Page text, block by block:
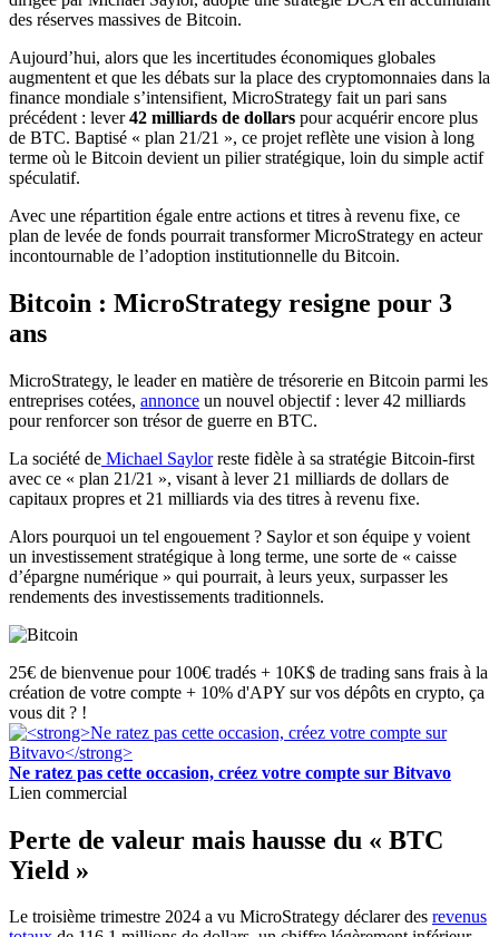
des réserves massives de Bitcoin.
Aujourd’hui, alors que les incertitudes économiques globales
augmentent et que les débats sur la place des cryptomonnaies dans la
finance mondiale s’intensifient, MicroStrategy fait un pari sans
précédent : lever42 milliards de dollars pour acquérir encore plus
de BTC. Baptisé « plan 21/21 », ce projet reflète une vision à long
terme où le Bitcoin devient un pilier stratégique, loin du simple actif
spéculatif.
Avec une répartition égale entre actions et titres à revenu fixe, ce
plan de levée de fonds pourrait transformer MicroStrategy en acteur
incontournable de l’adoption institutionnelle du Bitcoin.
Bitcoin : MicroStrategy resigne pour 3
ans
MicroStrategy, le leader en matière de trésorerie en Bitcoin parmi les
entreprises cotées, annonce un nouvel objectif : lever 42 milliards
pour renforcer son trésor de guerre en BTC.
La société de Michael Saylorreste fidèle à sa stratégie Bitcoin-first
avec ce « plan 21/21 », visant à lever 21 milliards de dollars de
capitaux propres et 21 milliards via des titres à revenu fixe.
Alors pourquoi un tel engouement ? Saylor et son équipe y voient
un investissement stratégique à long terme, une sorte de « caisse
d’épargne numérique » qui pourrait, à leurs yeux, surpasser les
rendements des investissements traditionnels.
25€ de bienvenue pour 100€ tradés + 10K$ de trading sans frais à la
création de votre compte + 10% d'APY sur vos dépôts en crypto, ça
vous dit ? !
Ne ratez pas cette occasion, créez votre compte sur Bitvavo
Lien commercial
Perte de valeur mais hausse du « BTC
Yield »
Le troisième trimestre 2024 a vu MicroStrategy déclarer des revenus